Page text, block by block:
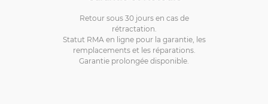
Retour sous 30 jours en cas de
rétractation.
Statut RMA en ligne pour la garantie, les
remplacements et les réparations.
Garantie prolongée disponible.